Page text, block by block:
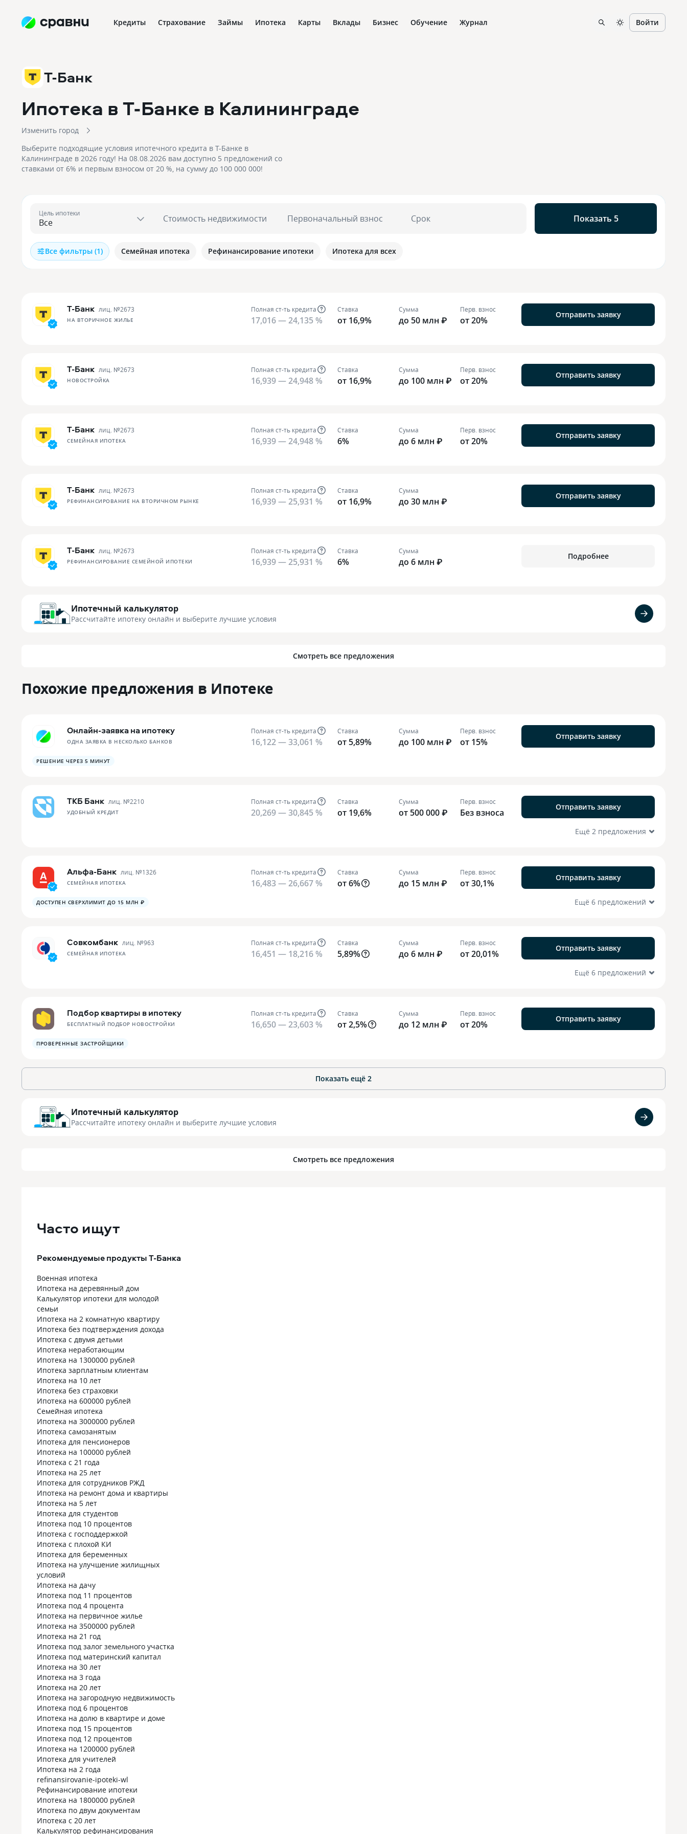
Кредиты Страхование Займы Ипотека Карты Вклады Бизнес Обучение Журнал Войти
Т-Банк
Ипотека в Т-Банке в Калининграде
Изменить город
Выберите подходящие условия ипотечного кредита в Т-Банке в
Калининграде в 2026 году! На 08.08.2026 вам доступно 5 предложений со
ставками от 6% и первым взносом от 20 %, на сумму до 100 000 000!
Цель ипотеки Стоимость недвижимости Первоначальный взнос Срок Показать 5
Все фильтры (1) Семейная ипотека Рефинансирование ипотеки Ипотека для всех
Т-Банк лиц. №2673
НА ВТОРИЧНОЕ ЖИЛЬЕ
Полная ст-ть кредита
17,016 — 24,135 %
Ставка
от 16,9%
Сумма
до 50 млн ₽
Перв. взнос
от 20%
Отправить заявку
Т-Банк лиц. №2673
НОВОСТРОЙКА
Полная ст-ть кредита
16,939 — 24,948 %
Ставка
от 16,9%
Сумма
до 100 млн ₽
Перв. взнос
от 20%
Отправить заявку
Т-Банк лиц. №2673
СЕМЕЙНАЯ ИПОТЕКА
Полная ст-ть кредита
16,939 — 24,948 %
Ставка
6%
Сумма
до 6 млн ₽
Перв. взнос
от 20%
Отправить заявку
Т-Банк лиц. №2673
РЕФИНАНСИРОВАНИЕ НА ВТОРИЧНОМ РЫНКЕ
Полная ст-ть кредита
16,939 — 25,931 %
Ставка
от 16,9%
Сумма
до 30 млн ₽
Отправить заявку
Т-Банк лиц. №2673
РЕФИНАНСИРОВАНИЕ СЕМЕЙНОЙ ИПОТЕКИ
Полная ст-ть кредита
16,939 — 25,931 %
Ставка
6%
Сумма
до 6 млн ₽
Подробнее
Ипотечный калькулятор
Рассчитайте ипотеку онлайн и выберите лучшие условия
Смотреть все предложения
Похожие предложения в Ипотеке
Онлайн-заявка на ипотеку
ОДНА ЗАЯВКА В НЕСКОЛЬКО БАНКОВ
Полная ст-ть кредита
16,122 — 33,061 %
Ставка
от 5,89%
Сумма
до 100 млн ₽
Перв. взнос
от 15%
Отправить заявку
РЕШЕНИЕ ЧЕРЕЗ 5 МИНУТ
ТКБ Банк лиц. №2210
УДОБНЫЙ КРЕДИТ
Полная ст-ть кредита
20,269 — 30,845 %
Ставка
от 19,6%
Сумма
от 500 000 ₽
Перв. взнос
Без взноса
Отправить заявку
Ещё 2 предложения
Альфа-Банк лиц. №1326
СЕМЕЙНАЯ ИПОТЕКА
Полная ст-ть кредита
16,483 — 26,667 %
Ставка
от 6%
Сумма
до 15 млн ₽
Перв. взнос
от 30,1%
Отправить заявку
ДОСТУПЕН СВЕРХЛИМИТ ДО 15 МЛН ₽ Ещё 6 предложений
Совкомбанк лиц. №963
СЕМЕЙНАЯ ИПОТЕКА
Полная ст-ть кредита
16,451 — 18,216 %
Ставка
5,89%
Сумма
до 6 млн ₽
Перв. взнос
от 20,01%
Отправить заявку
Ещё 6 предложений
Подбор квартиры в ипотеку
БЕСПЛАТНЫЙ ПОДБОР НОВОСТРОЙКИ
Полная ст-ть кредита
16,650 — 23,603 %
Ставка
от 2,5%
Сумма
до 12 млн ₽
Перв. взнос
от 20%
Отправить заявку
ПРОВЕРЕННЫЕ ЗАСТРОЙЩИКИ
Показать ещё 2
Ипотечный калькулятор
Рассчитайте ипотеку онлайн и выберите лучшие условия
Смотреть все предложения
Часто ищут
Рекомендуемые продукты Т-Банка
Военная ипотека
Ипотека на деревянный дом
Калькулятор ипотеки для молодой
семьи
Ипотека на 2 комнатную квартиру
Ипотека без подтверждения дохода
Ипотека с двумя детьми
Ипотека неработающим
Ипотека на 1300000 рублей
Ипотека зарплатным клиентам
Ипотека на 10 лет
Ипотека без страховки
Ипотека на 600000 рублей
Семейная ипотека
Ипотека на 3000000 рублей
Ипотека самозанятым
Ипотека для пенсионеров
Ипотека на 100000 рублей
Ипотека с 21 года
Ипотека на 25 лет
Ипотека для сотрудников РЖД
Ипотека на ремонт дома и квартиры
Ипотека на 5 лет
Ипотека для студентов
Ипотека под 10 процентов
Ипотека с господдержкой
Ипотека с плохой КИ
Ипотека для беременных
Ипотека на улучшение жилищных
условий
Ипотека на дачу
Ипотека под 11 процентов
Ипотека под 4 процента
Ипотека на первичное жилье
Ипотека на 3500000 рублей
Ипотека на 21 год
Ипотека под залог земельного участка
Ипотека под материнский капитал
Ипотека на 30 лет
Ипотека на 3 года
Ипотека на 20 лет
Ипотека на загородную недвижимость
Ипотека под 6 процентов
Ипотека на долю в квартире и доме
Ипотека под 15 процентов
Ипотека под 12 процентов
Ипотека на 1200000 рублей
Ипотека для учителей
Ипотека на 2 года
refinansirovanie-ipoteki-wl
Рефинансирование ипотеки
Ипотека на 1800000 рублей
Ипотека по двум документам
Ипотека с 20 лет
Калькулятор рефинансирования